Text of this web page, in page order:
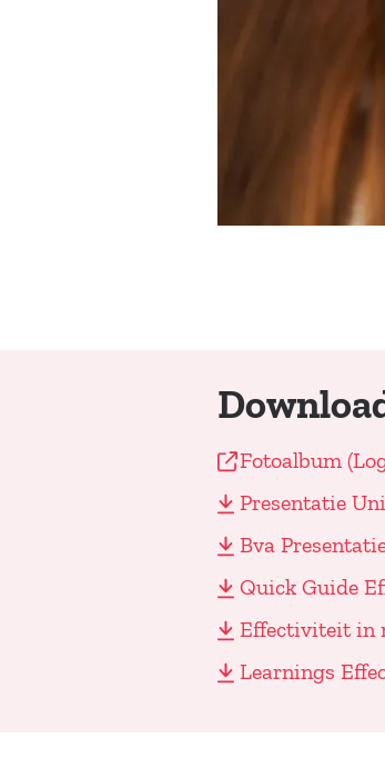
Fotoalbum
Presentatie
Bva
Quick Guide
Effectiviteit in
Learnings